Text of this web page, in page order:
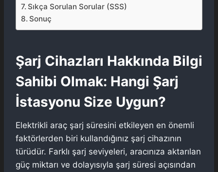
Sıkça Sorulan Sorular (SSS)
Sonuç
Şarj Cihazları Hakkında Bilgi
Sahibi Olmak: Hangi Şarj
İstasyonu Size Uygun?
Elektrikli araç şarj süresini etkileyen en önemli
faktörlerden biri kullandığınız şarj cihazının
türüdür. Farklı şarj seviyeleri, aracınıza aktarılan
güç miktarı ve dolayısıyla şarj süresi açısından